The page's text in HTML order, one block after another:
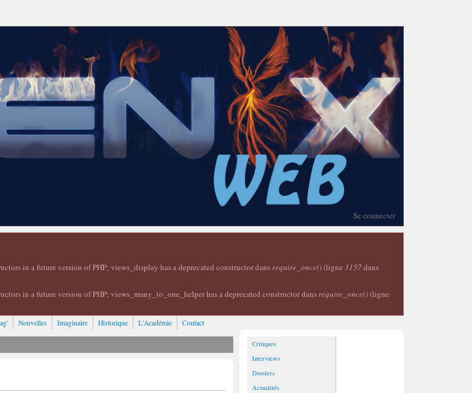
Se connecter
in a future version of PHP; views_display has a deprecated constructor dans require_once()(ligne 3157dans
in a future version of PHP; views_many_to_one_helper has a deprecated constructor dans require_once()(ligne
Nouvelles Imaginaire Historique L'Académie Contact
Critiques
Interviews
Dossiers
Actualités